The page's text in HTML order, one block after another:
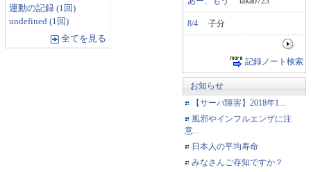
運動の記録 (1回)
undefined (1回)
全てを見る
8/4 子分
記録ノート検索
お知らせ
【サーバ障害】2018年1...
風邪やインフルエンザに注
意...
日本人の平均寿命
みなさんご存知ですか？